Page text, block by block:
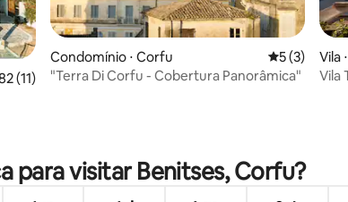
de uma avaliação média de 5, 11 avaliações
(11)
Condomínio ⋅ Corfu 5 de uma
5 (3)
"Terra Di Corfu - Cobertura Panorâmica"
Vila
Vila
para visitar Benitses, Corfu?